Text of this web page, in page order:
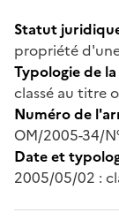
Statut
propriété
Typologie de
classé au titre
Numéro de
OM/2005-34/
Date et
2005/05/02 :